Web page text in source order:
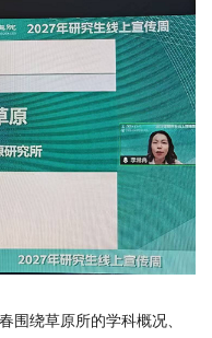
科
学
研
究
合
作
围绕草原所的学科概况、